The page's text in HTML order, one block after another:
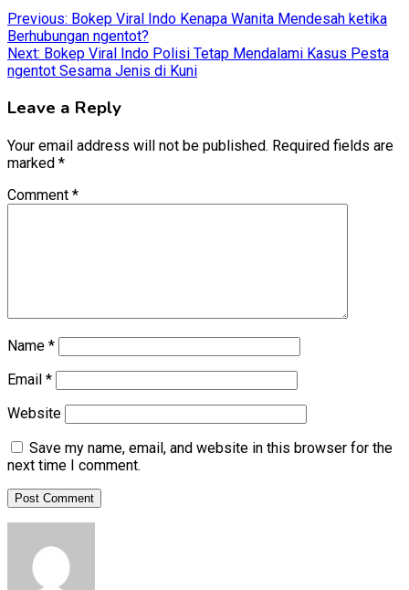
Post
navigation
Previous: Bokep Viral Indo Kenapa Wanita Mendesah ketika
Berhubungan ngentot?
Next: Bokep Viral Indo Polisi Tetap Mendalami Kasus Pesta
ngentot Sesama Jenis di Kuni
Leave a Reply
Your email address will not be published. Required fields are
marked *
Comment *
Name *
Email *
Website
Save my name, email, and website in this browser for the
next time I comment.